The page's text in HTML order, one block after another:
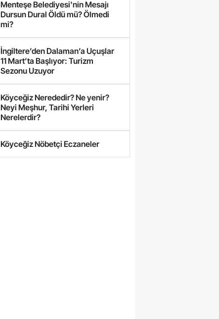
Menteşe Belediyesi'nin Mesajı
Dursun Dural Öldü mü? Ölmedi
mi?
İngiltere’den Dalaman’a Uçuşlar
11 Mart’ta Başlıyor: Turizm
Sezonu Uzuyor
Köyceğiz Nerededir? Ne yenir?
Neyi Meşhur, Tarihi Yerleri
Nerelerdir?
Köyceğiz Nöbetçi Eczaneler